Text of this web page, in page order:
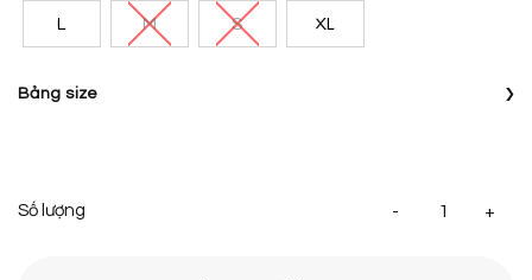
L M S XL
Bảng size ›